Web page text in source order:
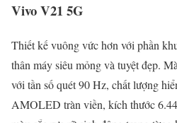
Vivo V21 5G
Thiết kế vuông vức hơn với phần
thân máy siêu mỏng và tuyệt đẹp.
với tần số quét 90 Hz, chất lượng
AMOLED tràn viền, kích thước